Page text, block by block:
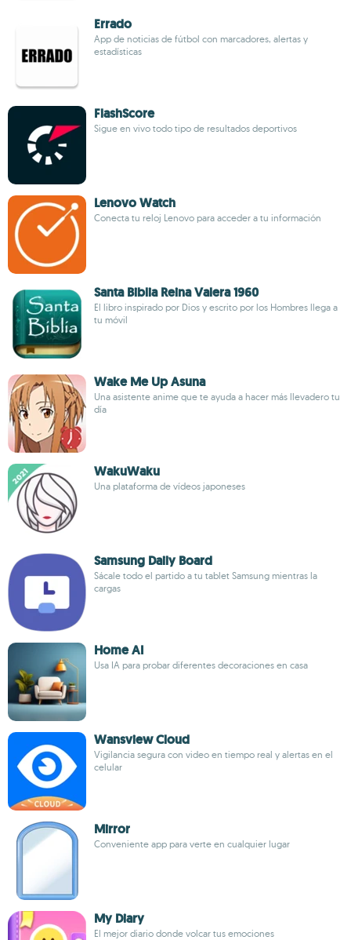
Errado
App de noticias de fútbol con marcadores, alertas y
estadísticas
FlashScore
Sigue en vivo todo tipo de resultados deportivos
Lenovo Watch
Conecta tu reloj Lenovo para acceder a tu información
Santa Biblia Reina Valera 1960
El libro inspirado por Dios y escrito por los Hombres llega a
tu móvil
Wake Me Up Asuna
Una asistente anime que te ayuda a hacer más llevadero tu
día
WakuWaku
Una plataforma de vídeos japoneses
Samsung Daily Board
Sácale todo el partido a tu tablet Samsung mientras la
cargas
Home AI
Usa IA para probar diferentes decoraciones en casa
Wansview Cloud
Vigilancia segura con video en tiempo real y alertas en el
celular
Mirror
Conveniente app para verte en cualquier lugar
My Diary
El mejor diario donde volcar tus emociones